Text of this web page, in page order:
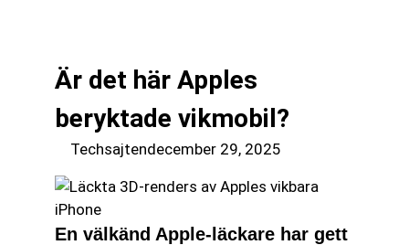
Är det här Apples
beryktade vikmobil?
Techsajtendecember 29, 2025
En välkänd Apple-läckare har gett